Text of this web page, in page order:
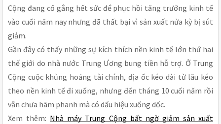
Cộng đang cố gắng hết sức để phục hồi tăng trưởng kinh tế
vào cuối năm nay nhưng đã thất bại vì sản xuất nửa kỳ bị sút
giảm.
Gần đây có thấy những sự kích thích nền kinh tế lớn thứ hai
thế giới do nhà nước Trung Ương bung tiền hỗ trợ. Ở Trung
Cộng cuộc khủng hoảng tài chính, địa ốc kéo dài từ lâu kéo
theo nền kinh tế đi xuống, nhưng đến tháng 10 cuối năm rồi
vẫn chưa hãm phanh mà có dấu hiệu xuống dốc.
Xem thêm: Nhà máy Trung Cộng bất ngờ giảm sản xuất